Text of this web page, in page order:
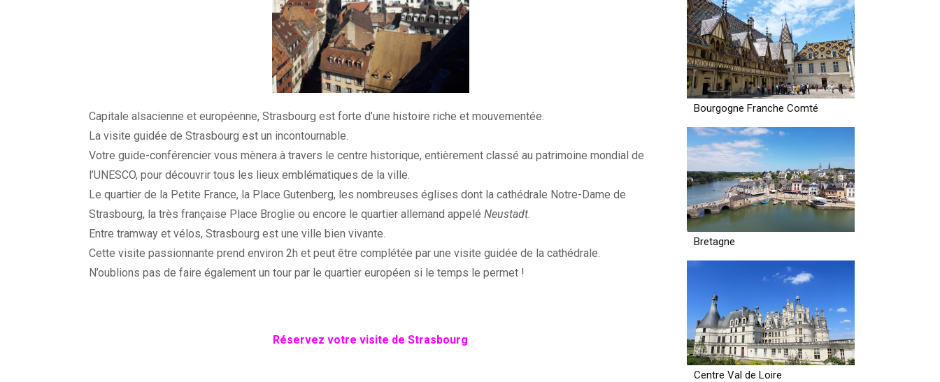
Capitale alsacienne et européenne, Strasbourg est forte d’une histoire riche et mouvementée.
La visite guidée de Strasbourg est un incontournable.
Votre guide-conférencier vous mènera à travers le centre historique, entièrement classé au patrimoine mondial de
l’UNESCO, pour découvrir tous les lieux emblématiques de la ville.
Le quartier de la Petite France, la Place Gutenberg, les nombreuses églises dont la cathédrale Notre-Dame de
Strasbourg, la très française Place Broglie ou encore le quartier allemand appelé Neustadt.
Entre tramway et vélos, Strasbourg est une ville bien vivante.
Cette visite passionnante prend environ 2h et peut être complétée par une visite guidée de la cathédrale.
N’oublions pas de faire également un tour par le quartier européen si le temps le permet !
Réservez votre visite de Strasbourg
Bourgogne Franche Comté
Bretagne
Centre Val de Loire